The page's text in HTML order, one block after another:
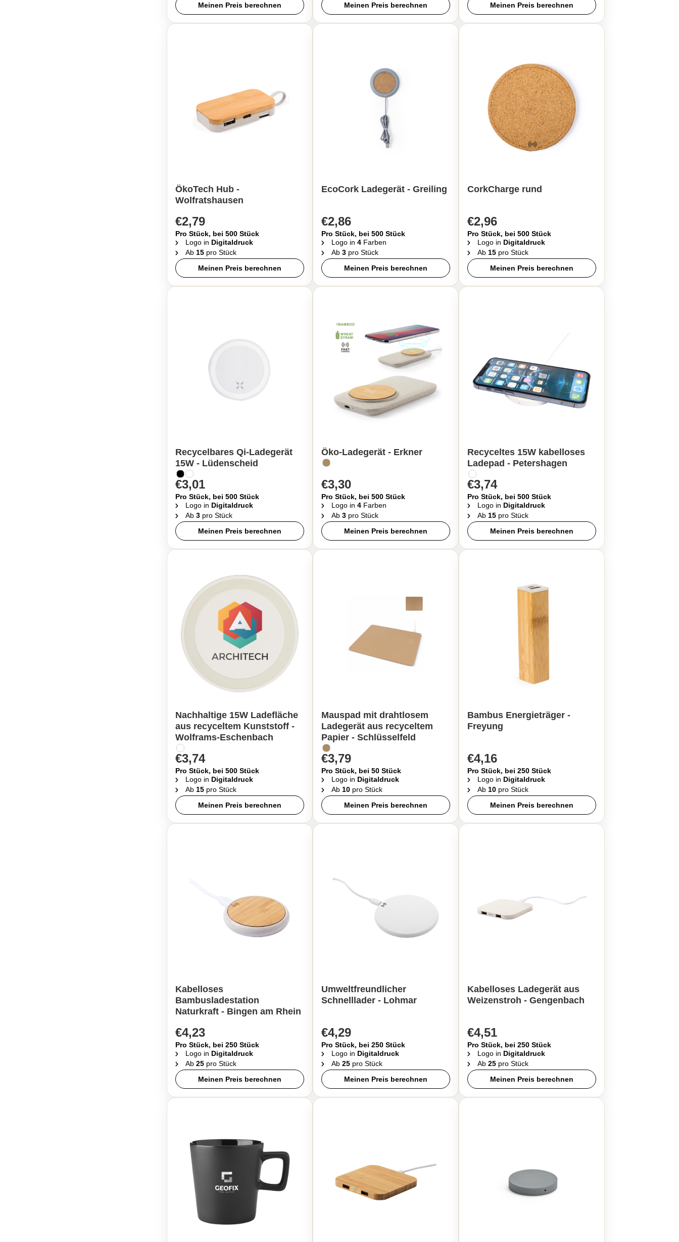
Meinen Preis berechnen
Meinen Preis berechnen
Meinen Preis berechnen
ÖkoTech Hub -
Wolfratshausen
€2,79
Pro Stück, bei 500 Stück
Logo in Digitaldruck
Ab 15 pro Stück
Meinen Preis berechnen
EcoCork Ladegerät - Greiling
€2,86
Pro Stück, bei 500 Stück
Logo in 4Farben
Ab 3pro Stück
Meinen Preis berechnen
CorkCharge rund
€2,96
Pro Stück, bei 500 Stück
Logo in Digitaldruck
Ab 15pro Stück
Meinen Preis berechnen
Recycelbares Qi-Ladegerät
15W - Lüdenscheid
€3,01
Pro Stück, bei 500 Stück
Logo in Digitaldruck
Ab 3 pro Stück
Meinen Preis berechnen
Öko-Ladegerät - Erkner
€3,30
Pro Stück, bei 500 Stück
Logo in 4Farben
Ab 3pro Stück
Meinen Preis berechnen
Recyceltes 15W kabelloses
Ladepad - Petershagen
€3,74
Pro Stück, bei 500 Stück
Logo in Digitaldruck
Ab 15pro Stück
Meinen Preis berechnen
Nachhaltige 15W Ladefläche
aus recyceltem Kunststoff -
Wolframs-Eschenbach
€3,74
Pro Stück, bei 500 Stück
Logo in Digitaldruck
Ab 15 pro Stück
Meinen Preis berechnen
Mauspad mit drahtlosem
Ladegerät aus recyceltem
Papier - Schlüsselfeld
€3,79
Pro Stück, bei 50 Stück
Logo in Digitaldruck
Ab 10pro Stück
Meinen Preis berechnen
Bambus Energieträger -
Freyung
€4,16
Pro Stück, bei 250 Stück
Logo in Digitaldruck
Ab 10pro Stück
Meinen Preis berechnen
Kabelloses
Bambusladestation
Naturkraft - Bingen am Rhein
€4,23
Pro Stück, bei 250 Stück
Logo in Digitaldruck
Ab 25 pro Stück
Meinen Preis berechnen
Umweltfreundlicher
Schnelllader - Lohmar
€4,29
Pro Stück, bei 250 Stück
Logo in Digitaldruck
Ab 25pro Stück
Meinen Preis berechnen
Kabelloses Ladegerät aus
Weizenstroh - Gengenbach
€4,51
Pro Stück, bei 250 Stück
Logo in Digitaldruck
Ab 25pro Stück
Meinen Preis berechnen